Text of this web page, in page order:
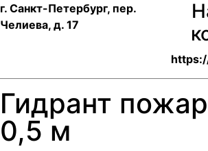
г. Санкт-Петербург, пер.
Челиева, д. 17
Гидрант
0,5 м